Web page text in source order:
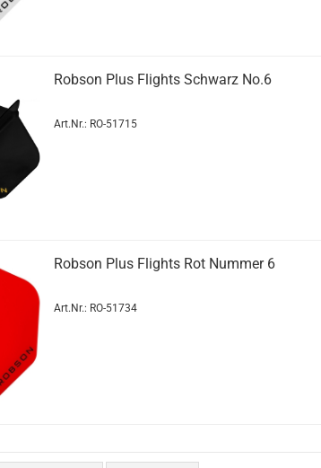
Rob­son Plus Flights Schwarz No.6
Art.Nr.: RO-51715
Rob­son Plus Flights Rot Num­mer 6
Art.Nr.: RO-51734